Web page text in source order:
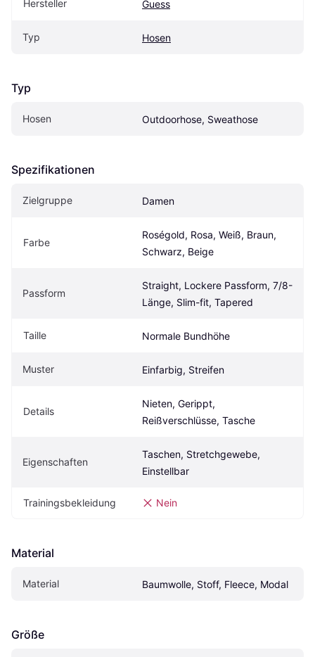
Hersteller Guess
Typ Hosen
Typ
Hosen Outdoorhose, Sweathose
Spezifikationen
Zielgruppe Damen
Farbe
Roségold, Rosa, Weiß, Braun,
Schwarz, Beige
Passform
Straight, Lockere Passform, 7/8-
Länge, Slim-fit, Tapered
Taille Normale Bundhöhe
Muster Einfarbig, Streifen
Details
Nieten, Gerippt,
Reißverschlüsse, Tasche
Eigenschaften
Taschen, Stretchgewebe,
Einstellbar
Trainingsbekleidung Nein
Material
Material Baumwolle, Stoff, Fleece, Modal
Größe